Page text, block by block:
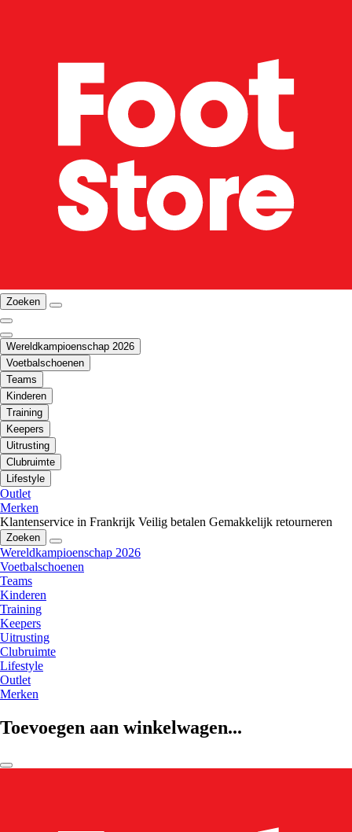
Zoeken
Wereldkampioenschap 2026
Voetbalschoenen
Teams
Kinderen
Training
Keepers
Uitrusting
Clubruimte
Lifestyle
Outlet
Merken
Klantenservice in Frankrijk Veilig betalen Gemakkelijk retourneren
Zoeken
Wereldkampioenschap 2026
Voetbalschoenen
Teams
Kinderen
Training
Keepers
Uitrusting
Clubruimte
Lifestyle
Outlet
Merken
Toevoegen aan winkelwagen...